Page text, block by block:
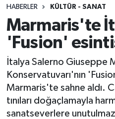
HABERLER KÜLTÜR - SANAT
Marmaris'te
'Fusion'
İtalya Salerno Giuseppe
Konservatuvarı'nın
Marmaris'te sahne aldı.
tınıları doğaçlamayla
sanatseverlere
Güncel
Haberde insan
Kültür - Sanat
Magazin
Son Dakika Haberleri
Haber Arşivi